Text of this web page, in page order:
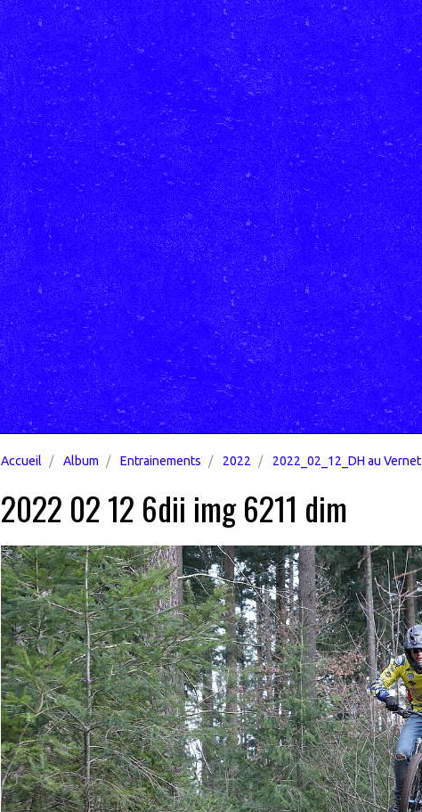
Accueil Album Entrainements 2022 2022_02_12_DH au Vernet
2022 02 12 6dii img 6211 dim